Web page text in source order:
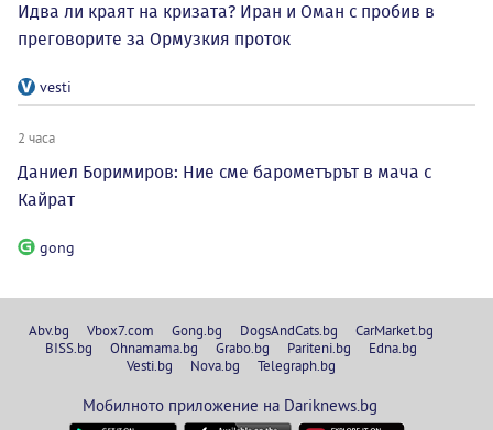
Идва ли краят на кризата? Иран и Оман с пробив в
преговорите за Ормузкия проток
vesti
2 часа
Даниел Боримиров: Ние сме барометърът в мача с
Кайрат
gong
Abv.bg Vbox7.com Gong.bg DogsAndCats.bg
CarMarket.bg
BISS.bg
Ohnamama.bg Grabo.bg Pariteni.bg
Edna.bg
Vesti.bg
Nova.bg Telegraph.bg
Мобилното приложение на Dariknews.bg